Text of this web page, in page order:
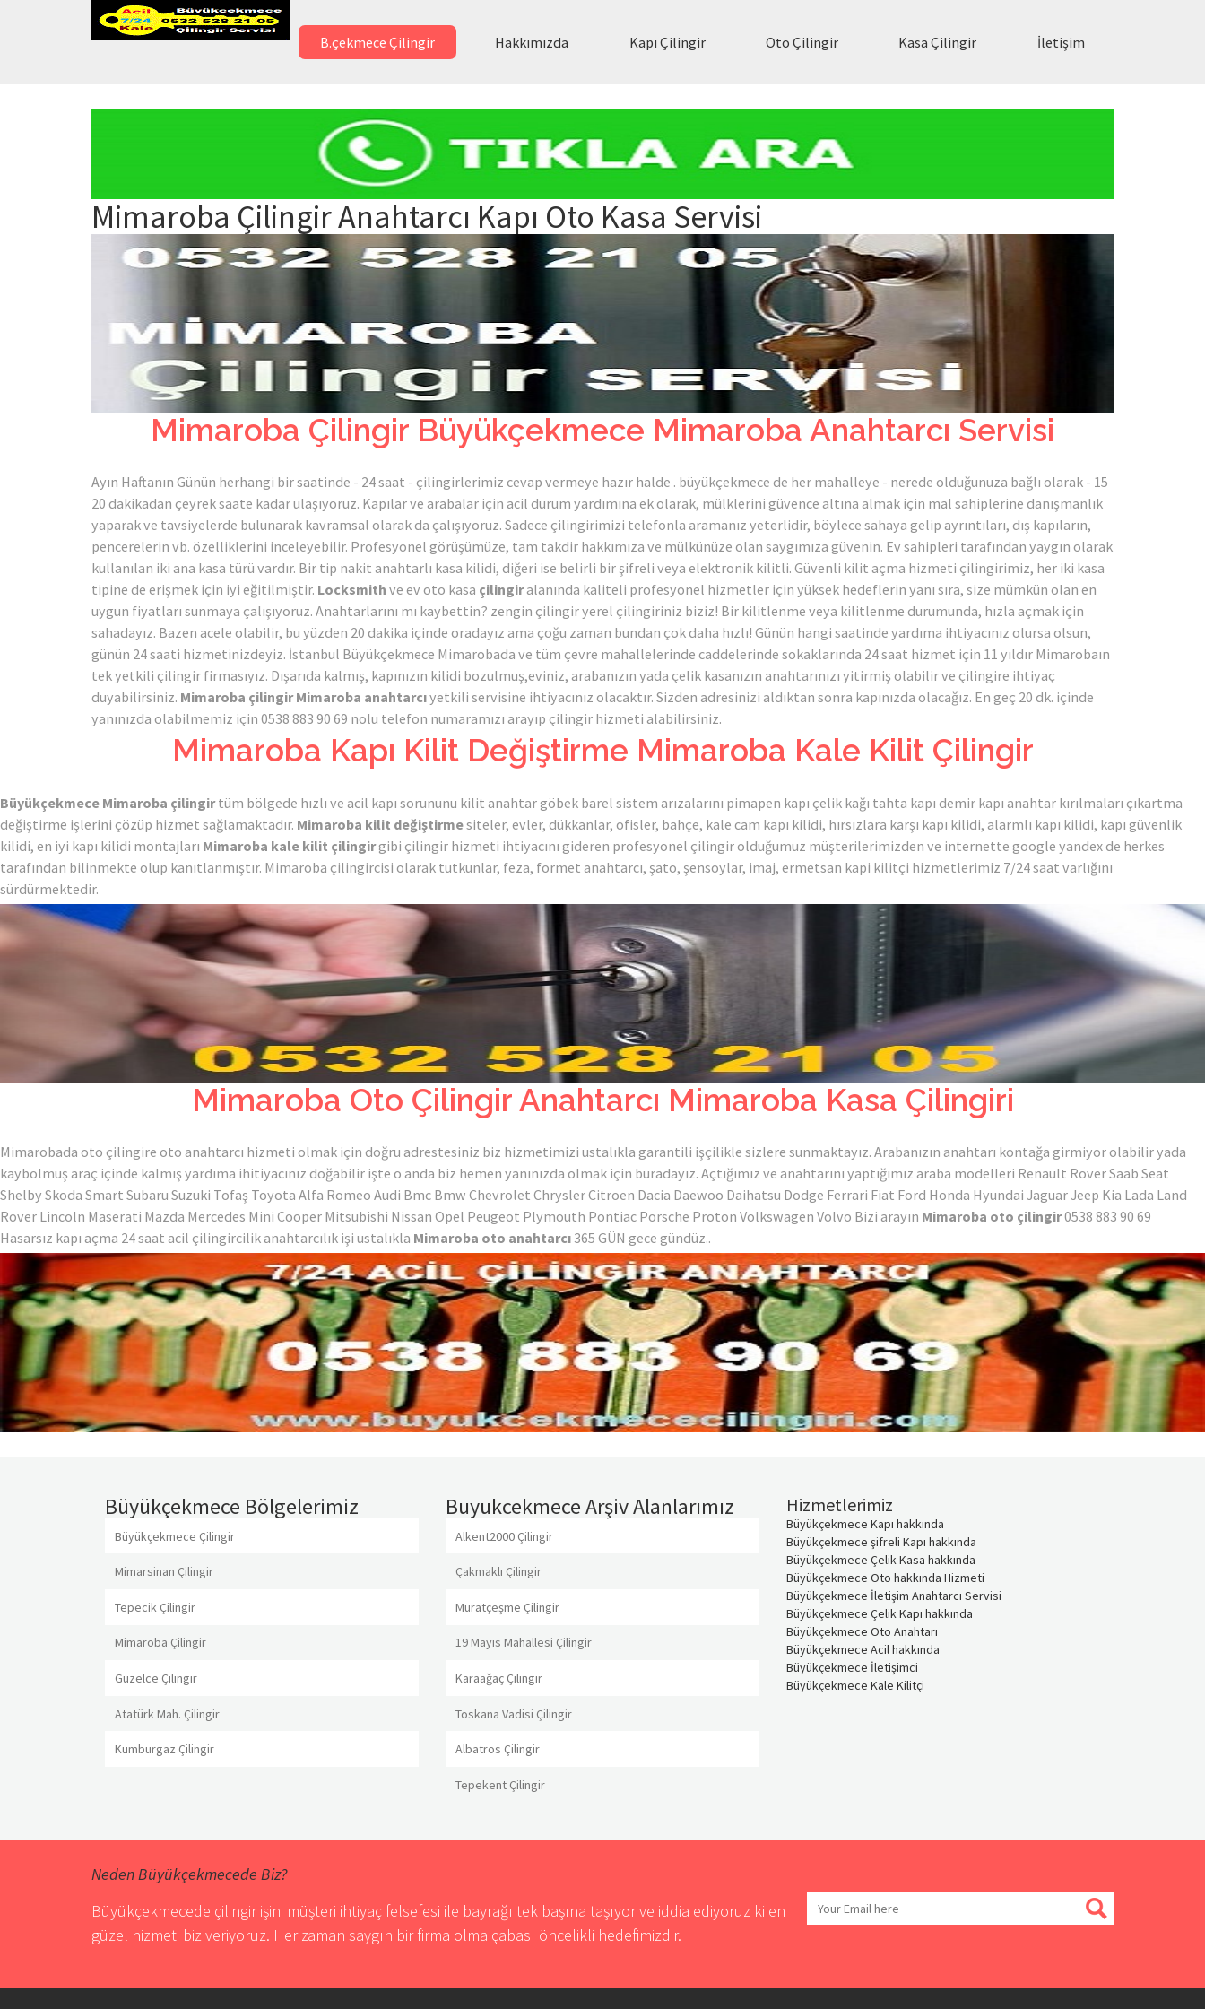
B.çekmece Çilingir Hakkımızda Kapı Çilingir Oto Çilingir Kasa Çilingir İletişim
Mimaroba Çilingir Anahtarcı Kapı Oto Kasa Servisi
Mimaroba Çilingir Büyükçekmece Mimaroba Anahtarcı Servisi
Ayın Haftanın Günün herhangi bir saatinde - 24 saat - çilingirlerimiz cevap vermeye hazır halde . büyükçekmece de her mahalleye - nerede olduğunuza bağlı olarak - 15
20 dakikadan çeyrek saate kadar ulaşıyoruz. Kapılar ve arabalar için acil durum yardımına ek olarak, mülklerini güvence altına almak için mal sahiplerine danışmanlık
yaparak ve tavsiyelerde bulunarak kavramsal olarak da çalışıyoruz. Sadece çilingirimizi telefonla aramanız yeterlidir, böylece sahaya gelip ayrıntıları, dış kapıların,
pencerelerin vb. özelliklerini inceleyebilir. Profesyonel görüşümüze, tam takdir hakkımıza ve mülkünüze olan saygımıza güvenin. Ev sahipleri tarafından yaygın olarak
kullanılan iki ana kasa türü vardır. Bir tip nakit anahtarlı kasa kilidi, diğeri ise belirli bir şifreli veya elektronik kilitli. Güvenli kilit açma hizmeti çilingirimiz, her iki kasa
tipine de erişmek için iyi eğitilmiştir. Locksmith ve ev oto kasa çilingiralanında kaliteli profesyonel hizmetler için yüksek hedeflerin yanı sıra, size mümkün olan en
uygun fiyatları sunmaya çalışıyoruz. Anahtarlarını mı kaybettin? zengin çilingir yerel çilingiriniz biziz! Bir kilitlenme veya kilitlenme durumunda, hızla açmak için
sahadayız. Bazen acele olabilir, bu yüzden 20 dakika içinde oradayız ama çoğu zaman bundan çok daha hızlı! Günün hangi saatinde yardıma ihtiyacınız olursa olsun,
günün 24 saati hizmetinizdeyiz. İstanbul Büyükçekmece Mimarobada ve tüm çevre mahallelerinde caddelerinde sokaklarında 24 saat hizmet için 11 yıldır Mimarobaın
tek yetkili çilingir firmasıyız. Dışarıda kalmış, kapınızın kilidi bozulmuş,eviniz, arabanızın yada çelik kasanızın anahtarınızı yitirmiş olabilir ve çilingire ihtiyaç
duyabilirsiniz. Mimaroba çilingir Mimaroba anahtarcıyetkili servisine ihtiyacınız olacaktır. Sizden adresinizi aldıktan sonra kapınızda olacağız. En geç 20 dk. içinde
yanınızda olabilmemiz için 0538 883 90 69 nolu telefon numaramızı arayıp çilingir hizmeti alabilirsiniz.
Mimaroba Kapı Kilit Değiştirme Mimaroba Kale Kilit Çilingir
Büyükçekmece Mimaroba çilingirtüm bölgede hızlı ve acil kapı sorununu kilit anahtar göbek barel sistem arızalarını pimapen kapı çelik kağı tahta kapı demir kapı anahtar kırılmaları çıkartma
değiştirme işlerini çözüp hizmet sağlamaktadır. Mimaroba kilit değiştirmesiteler, evler, dükkanlar, ofisler, bahçe, kale cam kapı kilidi, hırsızlara karşı kapı kilidi, alarmlı kapı kilidi, kapı güvenlik
kilidi, en iyi kapı kilidi montajları Mimaroba kale kilit çilingirgibi çilingir hizmeti ihtiyacını gideren profesyonel çilingir olduğumuz müşterilerimizden ve internette google yandex de herkes
tarafından bilinmekte olup kanıtlanmıştır. Mimaroba çilingircisi olarak tutkunlar, feza, formet anahtarcı, şato, şensoylar, imaj, ermetsan kapi kilitçi hizmetlerimiz 7/24 saat varlığını
sürdürmektedir.
Mimaroba Oto Çilingir Anahtarcı Mimaroba Kasa Çilingiri
Mimarobada oto çilingire oto anahtarcı hizmeti olmak için doğru adrestesiniz biz hizmetimizi ustalıkla garantili işçilikle sizlere sunmaktayız. Arabanızın anahtarı kontağa girmiyor olabilir yada
kaybolmuş araç içinde kalmış yardıma ihitiyacınız doğabilir işte o anda biz hemen yanınızda olmak için buradayız. Açtığımız ve anahtarını yaptığımız araba modelleri Renault Rover Saab Seat
Shelby Skoda Smart Subaru Suzuki Tofaş Toyota Alfa Romeo Audi Bmc Bmw Chevrolet Chrysler Citroen Dacia Daewoo Daihatsu Dodge Ferrari Fiat Ford Honda Hyundai Jaguar Jeep Kia Lada Land
Rover Lincoln Maserati Mazda Mercedes Mini Cooper Mitsubishi Nissan Opel Peugeot Plymouth Pontiac Porsche Proton Volkswagen Volvo Bizi arayın Mimaroba oto çilingir0538 883 90 69
Hasarsız kapı açma 24 saat acil çilingircilik anahtarcılık işi ustalıkla Mimaroba oto anahtarcı 365 GÜN gece gündüz..
Büyükçekmece Bölgelerimiz
Büyükçekmece Çilingir
Mimarsinan Çilingir
Tepecik Çilingir
Mimaroba Çilingir
Güzelce Çilingir
Atatürk Mah. Çilingir
Kumburgaz Çilingir
Buyukcekmece Arşiv Alanlarımız
Alkent2000 Çilingir
Çakmaklı Çilingir
Muratçeşme Çilingir
19 Mayıs Mahallesi Çilingir
Karaağaç Çilingir
Toskana Vadisi Çilingir
Albatros Çilingir
Tepekent Çilingir
Hizmetlerimiz
Büyükçekmece Kapı hakkında
Büyükçekmece şifreli Kapı hakkında
Büyükçekmece Çelik Kasa hakkında
Büyükçekmece Oto hakkında Hizmeti
Büyükçekmece İletişim Anahtarcı Servisi
Büyükçekmece Çelik Kapı hakkında
Büyükçekmece Oto Anahtarı
Büyükçekmece Acil hakkında
Büyükçekmece İletişimci
Büyükçekmece Kale Kilitçi
Neden Büyükçekmecede Biz?
Büyükçekmecede çilingir işini müşteri ihtiyaç felsefesi ile bayrağı tek başına taşıyor ve iddia ediyoruz ki en
güzel hizmeti biz veriyoruz. Her zaman saygın bir firma olma çabası öncelikli hedefimizdir.